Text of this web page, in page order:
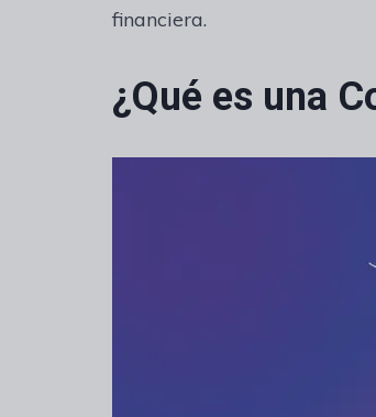
financiera.
¿Qué es una